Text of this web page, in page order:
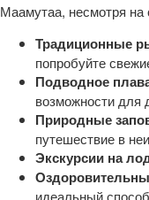
Маамутаа, несмотря на
Традиционные
попробуйте
Подводное
возможности для
Природные
путешествие в
Экскурсии на
идеальный